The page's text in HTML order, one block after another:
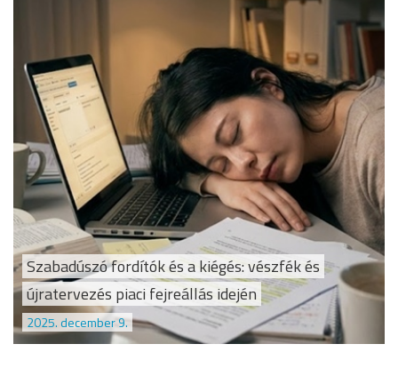
Szabadúszó fordítók és a kiégés: vészfék és
újratervezés piaci fejreállás idején
2025. december 9.